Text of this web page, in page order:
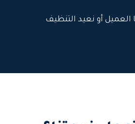
أو نعيد التنظيف